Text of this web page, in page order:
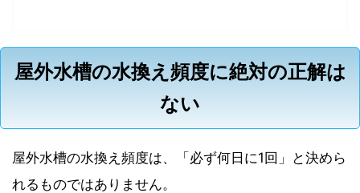
屋外水槽の水換え頻度に絶対の正解は
ない
屋外水槽の水換え頻度は、「必ず何日に1回」と決めら
れるものではありません。